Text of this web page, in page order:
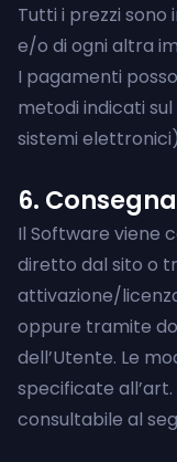
Tutti i prezzi sono
e/o di ogni altra
I pagamenti
metodi indicati
sistemi
6.
Il Software viene
diretto dal sito o
attivazione/
oppure tramite
dell’Utente. Le
specificate
consultabile al